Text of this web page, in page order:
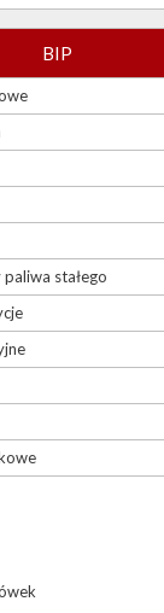
BIP
stałego